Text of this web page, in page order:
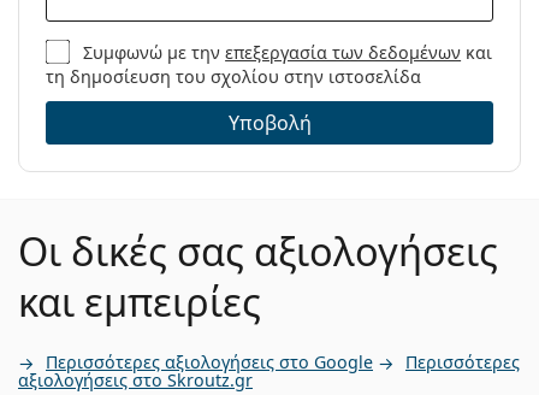
Συμφωνώ με τηνεπεξεργασία των δεδομένων και
τη δημοσίευση του σχολίου στην ιστοσελίδα
Υποβολή
Οι δικές σας αξιολογήσεις
και εμπειρίες
Περισσότερες αξιολογήσεις στο Google Περισσότερες
αξιολογήσεις στο Skroutz.gr